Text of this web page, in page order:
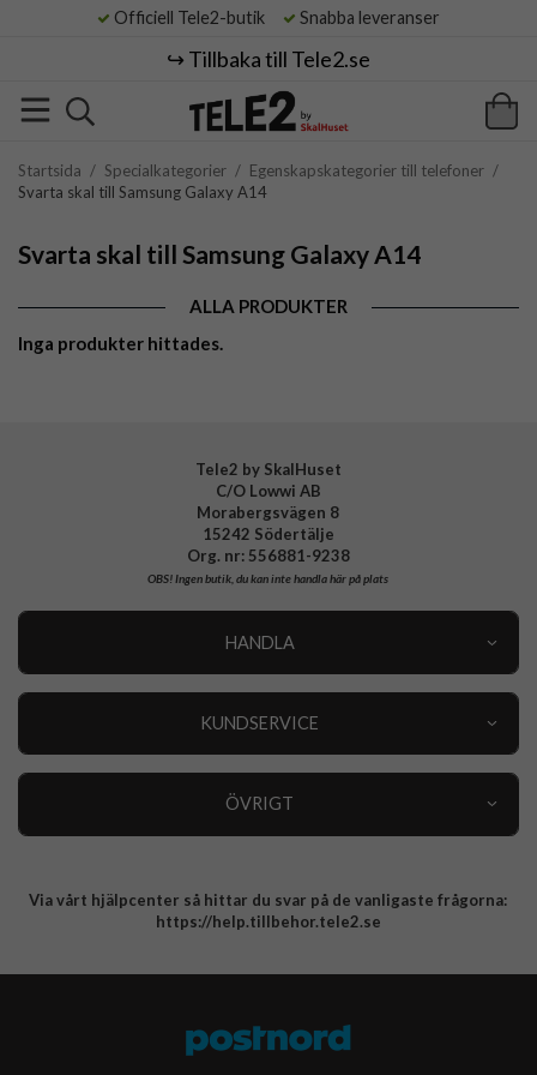
Officiell Tele2-butik Snabba leveranser
↪️ Tillbaka till Tele2.se
Startsida / Specialkategorier / Egenskapskategorier till telefoner /
Svarta skal till Samsung Galaxy A14
Svarta skal till Samsung Galaxy A14
ALLA PRODUKTER
Inga produkter hittades.
Tele2 by SkalHuset
C/O Lowwi AB
Morabergsvägen 8
15242 Södertälje
Org. nr: 556881-9238
OBS!Ingen butik, du kan inte handla här på plats
HANDLA
KUNDSERVICE
ÖVRIGT
Integritetspolicy
Via vårt hjälpcenter så hittar du svar på de vanligaste frågorna:
https://help.tillbehor.tele2.se